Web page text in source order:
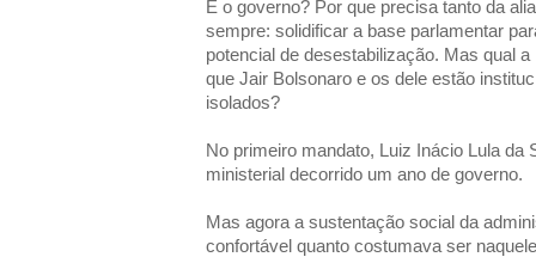
E o governo? Por que precisa tanto da
sempre: solidificar a base parlamentar
potencial de desestabilização. Mas qual
que Jair Bolsonaro e os dele estão
isolados?
No primeiro mandato, Luiz Inácio Lula da
ministerial decorrido um ano de governo.
Mas agora a sustentação social da
confortável quanto costumava ser